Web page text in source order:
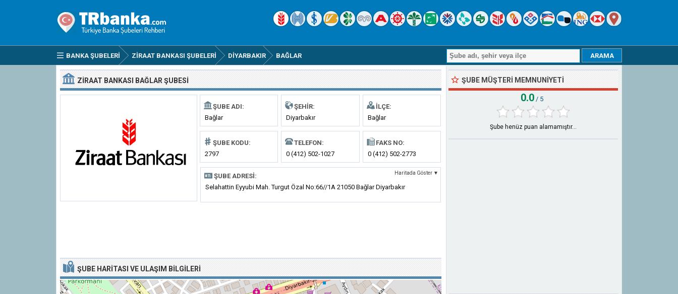
BANKA ŞUBELERI ZIRAAT BANKASI ŞUBELERI DIYARBAKIR BAĞLAR
ZIRAAT BANKASI BAĞLAR ŞUBESI
ŞUBE ADI:
Bağlar
ŞEHIR:
Diyarbakır
İLÇE:
Bağlar
ŞUBE KODU:
2797
TELEFON:
0 (412) 502-1027
FAKS NO:
0 (412) 502-2773
ŞUBE ADRESI: Haritada Göster ▼
Selahattin Eyyubi Mah. Turgut Özal No:66//1A 21050 Bağlar Diyarbakır
ŞUBE HARITASI VE ULAŞIM BILGILERI
ŞUBE MÜŞTERI MEMNUNIYETI
0.0 / 5
Şube henüz puan alamamıştır...